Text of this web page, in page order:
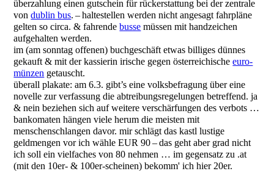
überzahlung einen gutschein für rückerstattung bei der zentrale
vondublin bus. – haltestellen werden nicht angesagt fahrpläne
gelten so circa. & fahrendebusse müssen mit handzeichen
aufgehalten werden.
im (am sonntag offenen) buchgeschäft etwas billiges dünnes
gekauft & mit der kassierin irische gegen österreichischeeuro-
münzen getauscht.
überall plakate: am 6.3. gibt’s eine volksbefragung über eine
novelle zur verfassung die abtreibungsregelungen betreffend. ja
& nein beziehen sich auf weitere verschärfungen des verbots …
bankomaten hängen viele herum die meisten mit
menschenschlangen davor. mir schlägt das kastl lustige
geldmengen vor ich wähle EUR 90 – das geht aber grad nicht
ich soll ein vielfaches von 80 nehmen … im gegensatz zu .at
(mit den 10er- & 100er-scheinen) bekomm' ich hier 20er.